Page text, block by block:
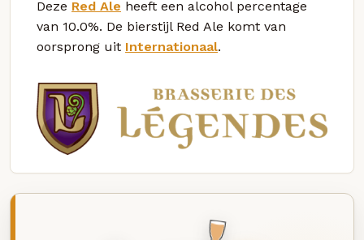
Deze Red Ale heeft een alcohol percentage
van 10.0%. De bierstijl Red Ale komt van
oorsprong uit Internationaal.